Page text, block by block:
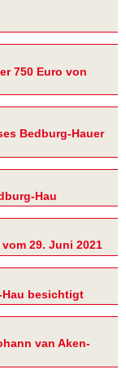
750 Euro von
Bedburg-Hauer
Hau
29. Juni 2021
besichtigt
van Aken-